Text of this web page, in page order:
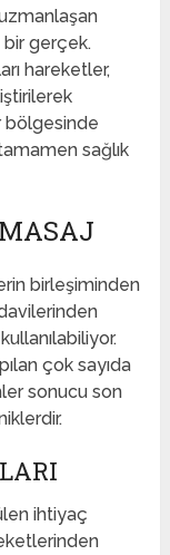
bir gerçek.
hareketler,
bölgesinde
sağlık
birleşiminden
çok sayıda
sonucu son
ihtiyaç